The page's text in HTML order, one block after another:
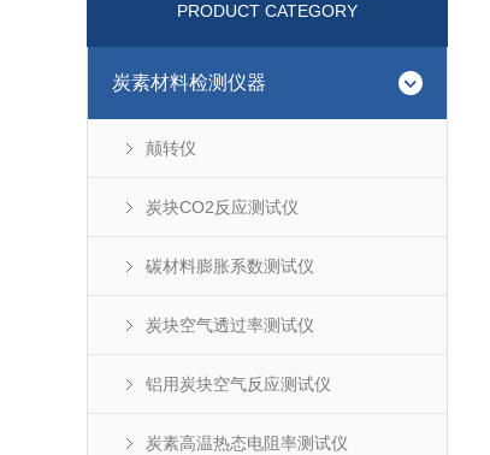
PRODUCT CATEGORY
炭素材料检测仪器
颠转仪
炭块CO2反应测试仪
碳材料膨胀系数测试仪
炭块空气透过率测试仪
铝用炭块空气反应测试仪
炭素高温热态电阻率测试仪